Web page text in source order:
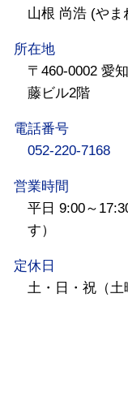
山根 尚浩 (やま
所在地
〒460-0002 愛
藤ビル2階
電話番号
052-220-7168
営業時間
平日 9:00～
す）
定休日
土・日・祝（土